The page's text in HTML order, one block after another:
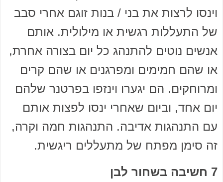
וינסו לרצות את בני / בנות זוגם אחרי סבב
של התעללות רגשית או מילולית. אותם
אנשים נוטים להתנהג כל יום בצורה אחרת,
או שהם חמימים ומפרגנים או שהם קרים
ומרוחקים. הם יגערו וינזפו בפרטנר שלהם
יום אחד, וביום שאחרי ינסו לפצות אותם
עם התנהגות אדיבה. התנהגות חמה וקרה,
זה סימן מפתח של מתעללים ריגשית.
7 חשיבה בשחור לבן